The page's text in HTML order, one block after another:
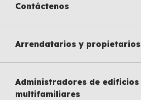
Contáctenos
Arrendatarios y propietarios
Administradores de edificios
multifamiliares